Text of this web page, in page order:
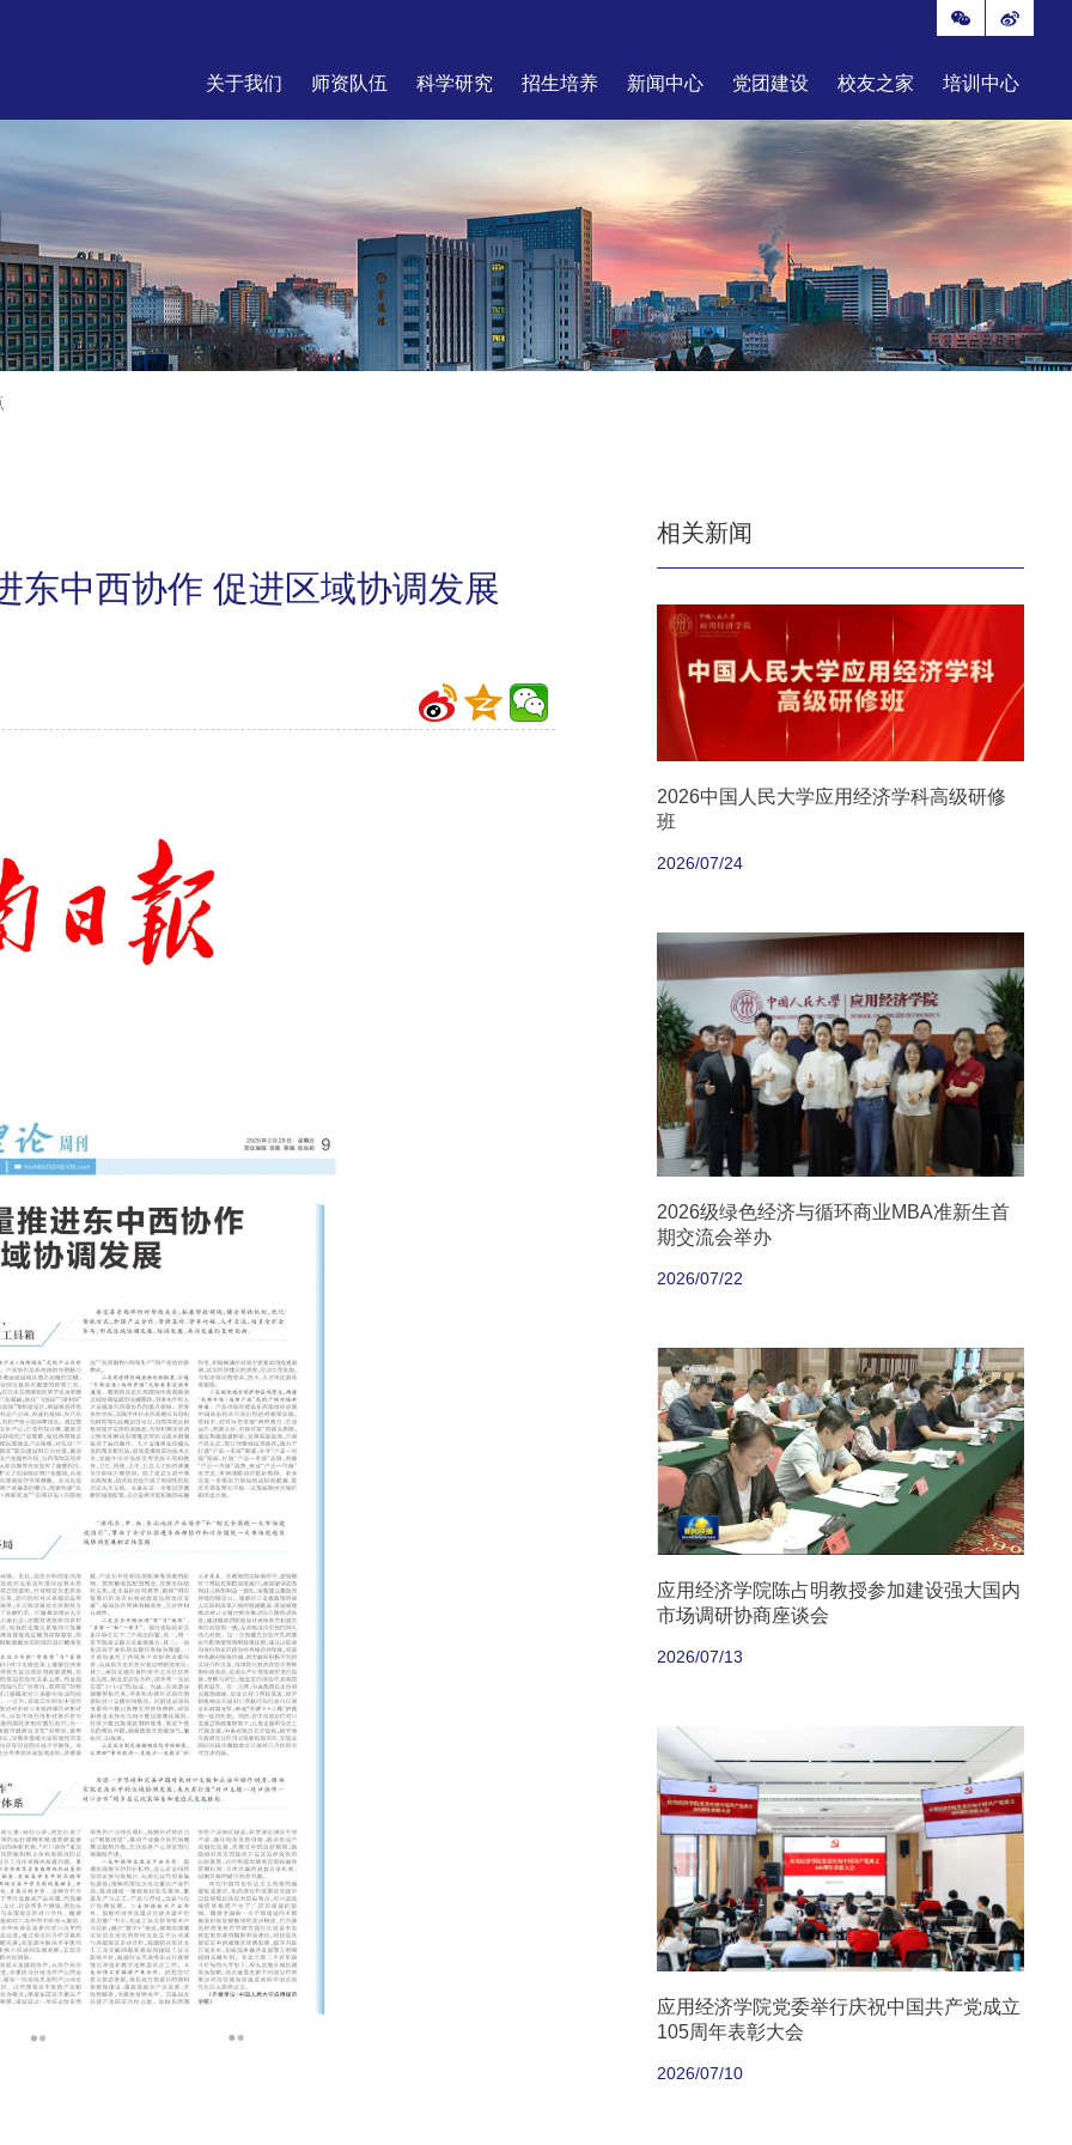
关于我们 师资队伍 科学研究 招生培养 新闻中心 党团建设 校友之家 培训中心
东中西协作 促进区域协调发展
相关新闻
2026中国人民大学应用经济学科高级研修
班
2026/07/24
2026级绿色经济与循环商业MBA准新生首
期交流会举办
2026/07/22
应用经济学院陈占明教授参加建设强大国内
市场调研协商座谈会
2026/07/13
应用经济学院党委举行庆祝中国共产党成立
105周年表彰大会
2026/07/10